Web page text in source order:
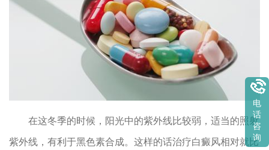
在这冬季的时候，阳光中的紫外线比较弱，适当的照射
紫外线，有利于黑色素合成。这样的话治疗白癜风相对就比
电
话
咨
询